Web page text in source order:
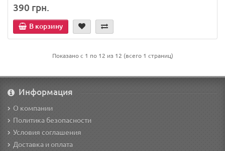
390 грн.
В корзину
Показано с 1 по 12 из 12 (всего 1 страниц)
Информация
О компании
Политика безопасности
Условия соглашения
Доставка и оплата